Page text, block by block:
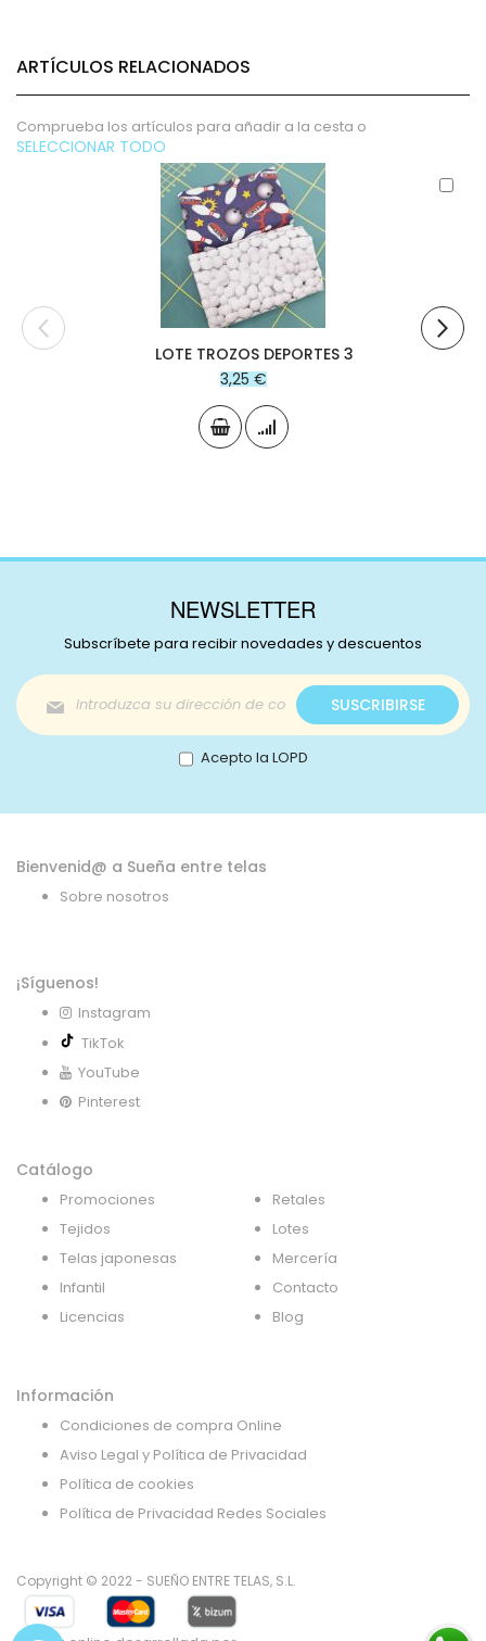
ARTÍCULOS RELACIONADOS
Comprueba los artículos para añadir a la cesta o
SELECCIONAR TODO
LOTE TROZOS DEPORTES 3
3,25 €
NEWSLETTER
Subscríbete para recibir novedades y descuentos
Inscríbase
a
nuestro
boletín
de
SUSCRIBIRSE
Acepto la LOPD
Bienvenid@ a Sueña entre telas
Sobre nosotros
¡Síguenos!
Instagram
TikTok
YouTube
Pinterest
Catálogo
Promociones
Tejidos
Telas japonesas
Infantil
Licencias
Retales
Lotes
Mercería
Contacto
Blog
Información
Condiciones de compra Online
Aviso Legal y Política de Privacidad
Política de cookies
Política de Privacidad Redes Sociales
Copyright © 2022 - SUEÑO ENTRE TELAS, S.L.